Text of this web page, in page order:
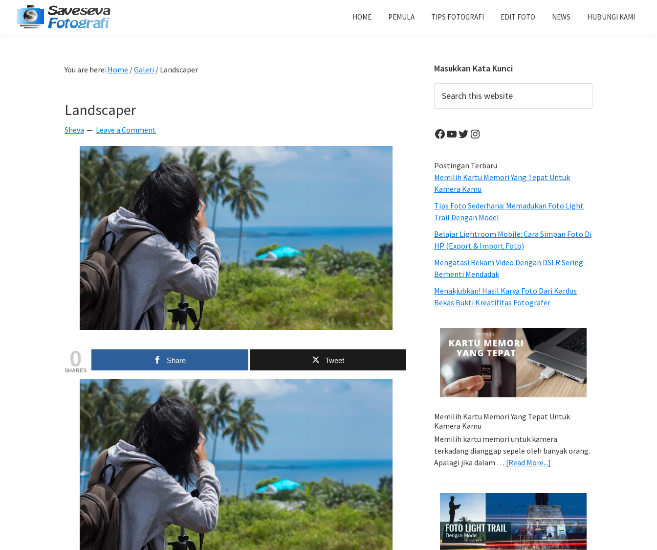
HOME PEMULA TIPS FOTOGRAFI EDIT FOTO NEWS HUBUNGI KAMI
You are here: Home /Galeri / Landscaper
Landscaper
Sheva Leave a Comment
0
SHARES
Share Tweet
Primary
Sidebar
Masukkan Kata Kunci
this
Facebook
YouTube
Twitter
Instagram
Postingan Terbaru
Memilih Kartu Memori Yang Tepat Untuk
Kamera Kamu
Tips Foto Sederhana: Memadukan Foto Light
Trail Dengan Model
Belajar Lightroom Mobile: Cara Simpan Foto Di
HP (Export & Import Foto)
Mengatasi Rekam Video Dengan DSLR Sering
Berhenti Mendadak
Menakjubkan! Hasil Karya Foto Dari Kardus
Bekas Bukti Kreatifitas Fotografer
Memilih Kartu Memori Yang Tepat Untuk
Kamera Kamu
Memilih kartu memori untuk kamera
terkadang dianggap sepele oleh banyak orang.
Apalagi jika dalam … [Read More...]
Yang
Tepat
Untuk
Kamera